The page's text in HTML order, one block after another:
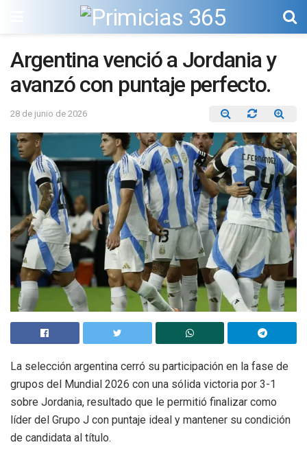
Argentina venció a Jordania y
avanzó con puntaje perfecto.
28 de junio de 2026
La selección argentina cerró su participación en la fase de
grupos del Mundial 2026 con una sólida victoria por 3-1
sobre Jordania, resultado que le permitió finalizar como
líder del Grupo J con puntaje ideal y mantener su condición
de candidata al título.